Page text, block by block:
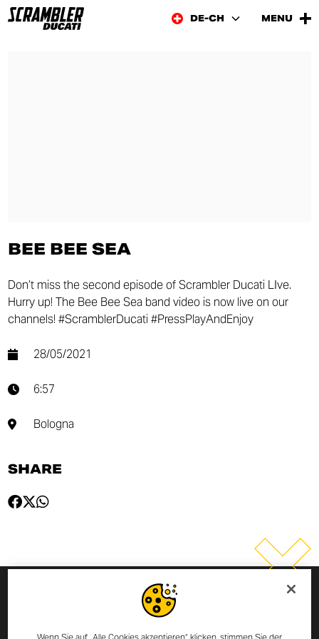
DE-CH MENU
BEE BEE SEA
Don’t miss the second episode of Scrambler Ducati LIve.
Hurry up! The Bee Bee Sea band video is now live on our
channels! #ScramblerDucati #PressPlayAndEnjoy
28/05/2021
6:57
Bologna
SHARE
MELDE DICH ZUM NEWSLETTER
Wenn Sie auf „Alle Cookies akzeptieren“ klicken, stimmen Sie der